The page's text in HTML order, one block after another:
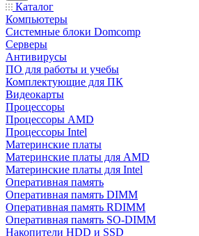
Каталог
Компьютеры
Системные блоки Domcomp
Серверы
Антивирусы
ПО для работы и учебы
Комплектующие для ПК
Видеокарты
Процессоры
Процессоры AMD
Процессоры Intel
Материнские платы
Материнские платы для AMD
Материнские платы для Intel
Оперативная память
Оперативная память DIMM
Оперативная память RDIMM
Оперативная память SO-DIMM
Накопители HDD и SSD